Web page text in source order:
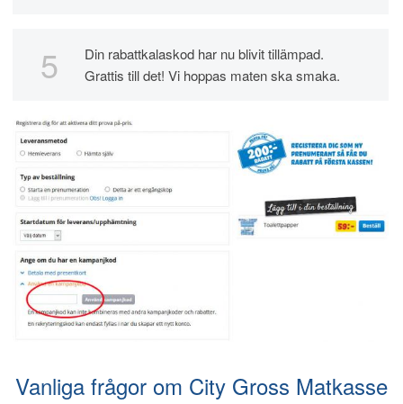
Din rabattkalaskod har nu blivit tillämpad.
Grattis till det! Vi hoppas maten ska smaka.
Vanliga frågor om City Gross Matkasse